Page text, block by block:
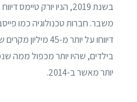
בשנת 2019, הניו יורק
משבר. חברות טכנולוגיה כמו
דיווחו על יותר מ-45
יותר מאשר ב-2014.